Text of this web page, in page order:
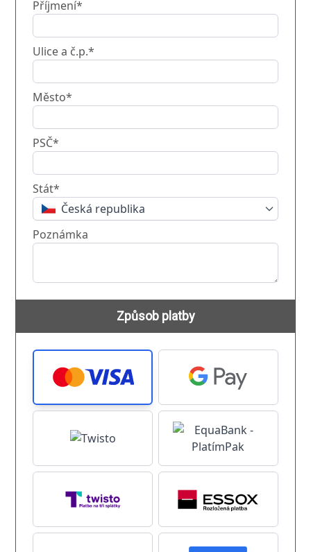
Příjmení*
Ulice a č.p.*
Město*
PSČ*
Stát*
Česká republika
Poznámka
Způsob platby